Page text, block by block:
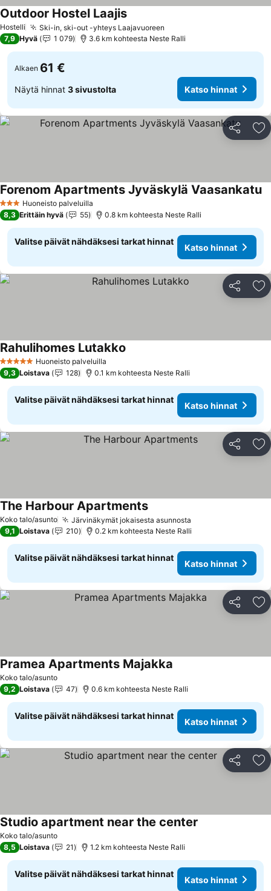
Hostelli Ski-in, ski-out -yhteys Laajavuoreen
Outdoor Hostel LaajisKatso hinnat
7,9 Hyvä 1 079 3.6 km kohteesta Neste Ralli
Alkaen 61 €
Näytä hinnat 3 sivustolta Katso hinnat
Jaa
3 Tähtiluokitus
Huoneisto palveluilla
Forenom Apartments Jyväskylä Vaasankatu
8,3 Erittäin hyvä 55 0.8 km kohteesta Neste Ralli
Valitse päivät nähdäksesi tarkat hinnat
Katso hinnat
Jaa
5 TähtiluokitusHuoneisto palveluilla
Rahulihomes Lutakko
9,3 Loistava 128 0.1 km kohteesta Neste Ralli
Valitse päivät nähdäksesi tarkat hinnat
Katso hinnat
Jaa
Koko talo/asunto Järvinäkymät jokaisesta asunnosta
The Harbour ApartmentsKatso hinnat
9,1 Loistava 210 0.2 km kohteesta Neste Ralli
Valitse päivät nähdäksesi tarkat hinnat
Katso hinnat
Jaa
Koko talo/asunto
Pramea Apartments Majakka
9,2 Loistava 47 0.6 km kohteesta Neste Ralli
Valitse päivät nähdäksesi tarkat hinnat
Katso hinnat
Jaa
Koko talo/asunto
Studio apartment near the center
8,5 Loistava 21 1.2 km kohteesta Neste Ralli
Valitse päivät nähdäksesi tarkat hinnat
Katso hinnat